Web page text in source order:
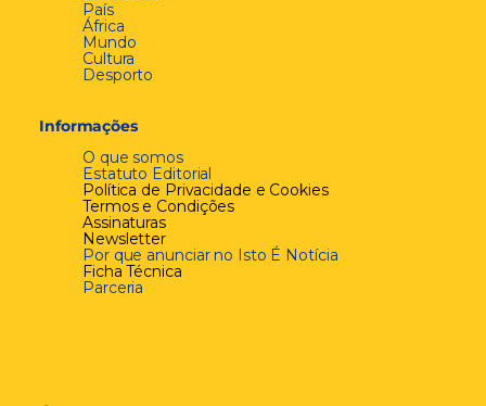
País
África
Mundo
Cultura
Desporto
Informações
O que somos
Estatuto Editorial
Política de Privacidade e Cookies
Termos e Condições
Assinaturas
Newsletter
Por que anunciar no Isto É Notícia
Ficha Técnica
Parceria